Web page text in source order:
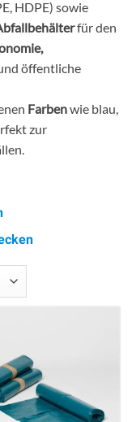
HDPE) sowie
für den
öffentliche
Farbenwie blau,
zur